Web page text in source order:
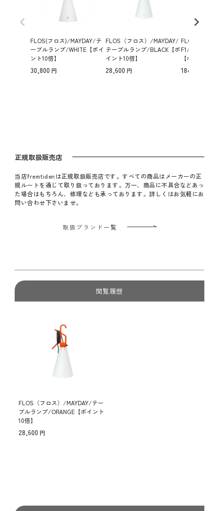
FLOS(フロス)/MAYDAY/テ
ーブルランプ/WHITE【ポイ
ント10倍】
30,800
FLOS（フロス）/MAYDAY/
テーブルランプ/BLACK【ポ
イント10倍】
28,600
FLOS（フロ
F1/フロアラ
【ポイント10
184,800
正規取扱販売店
当店fremtidenは正規取扱販売店です。すべての商品はメーカーの正
規ルートを通じて取り扱っております。万一、商品に不具合などあっ
た場合はもちろん、修理なども承っております。詳しくはお気軽にお
問い合わせ下さいませ。
取扱ブランド一覧
閲覧履歴
FLOS（フロス）/MAYDAY/テー
ブルランプ/ORANGE【ポイント
10倍】
28,600